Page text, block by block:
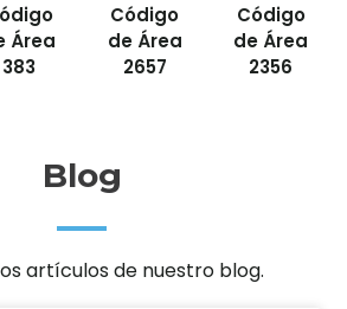
Área
383
Código
de Área
2657
Código
de Área
2356
Blog
artículos de nuestro blog.